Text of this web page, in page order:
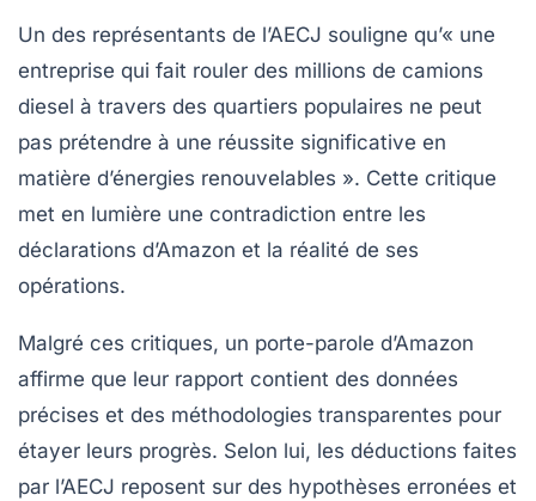
Un des représentants de l’AECJ souligne qu’« une
entreprise qui fait rouler des millions de camions
diesel à travers des quartiers populaires ne peut
pas prétendre à une réussite significative en
matière d’énergies renouvelables ». Cette critique
met en lumière une contradiction entre les
déclarations d’Amazon et la réalité de ses
opérations.
Malgré ces critiques, un porte-parole d’Amazon
affirme que leur rapport contient des données
précises et des méthodologies transparentes pour
étayer leurs progrès. Selon lui, les déductions faites
par l’AECJ reposent sur des hypothèses erronées et